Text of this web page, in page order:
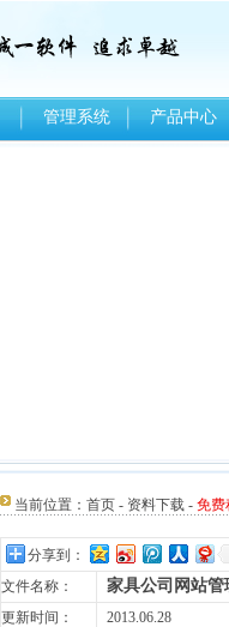
管理系统 产品中心
当前位置： 首页 - 资料下载 - 免费
分享到：
文件名称：
家具公司网站
更新时间：
2013.06.28